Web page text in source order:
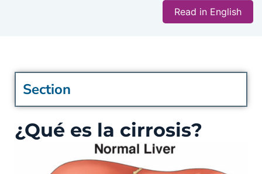
Read in English
Section
¿Qué es la cirrosis?